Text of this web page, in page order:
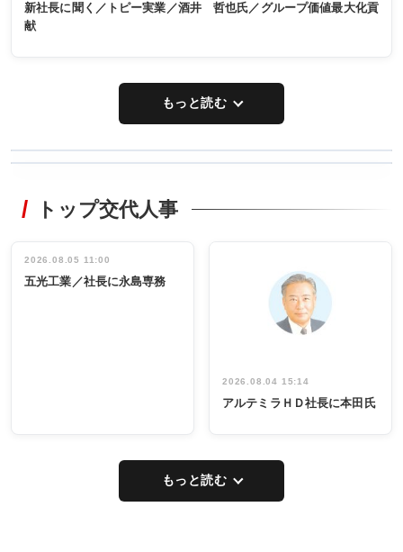
新社長に聞く／トピー実業／酒井 哲也氏／グループ価値最大化貢
献
もっと読む
非鉄業界で
インタビュ
ー／社内ア
タックトレー
祝う 業界関
係者ら220人
出席
トップ交代人事
2026.08.05 11:00
五光工業／社長に永島専務
2026.08.04 15:14
アルテミラＨＤ社長に本田氏
もっと読む